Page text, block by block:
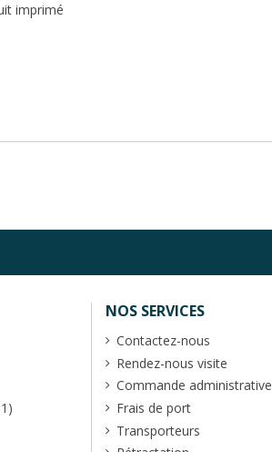
imprimé
NOS SERVICES
Contactez-nous
Rendez-nous visite
Commande administrative
Frais de port
Transporteurs